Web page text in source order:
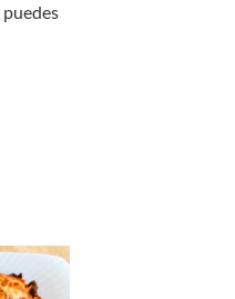
puedes